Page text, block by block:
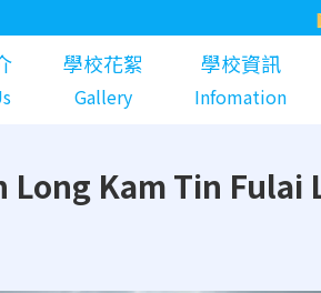
學校花絮
Gallery
學校資訊
Infomation
Long Kam Tin